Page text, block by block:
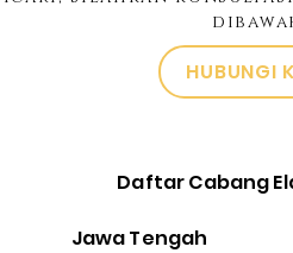
HUBUNGI
Daftar Cabang
Jawa Tengah